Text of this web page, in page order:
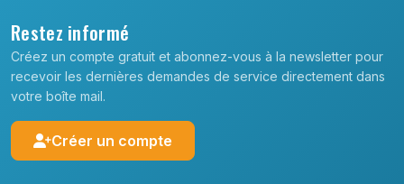
Restez informé
Créez un compte gratuit et abonnez-vous à la newsletter pour
recevoir les dernières demandes de service directement dans
votre boîte mail.
Créer un compte